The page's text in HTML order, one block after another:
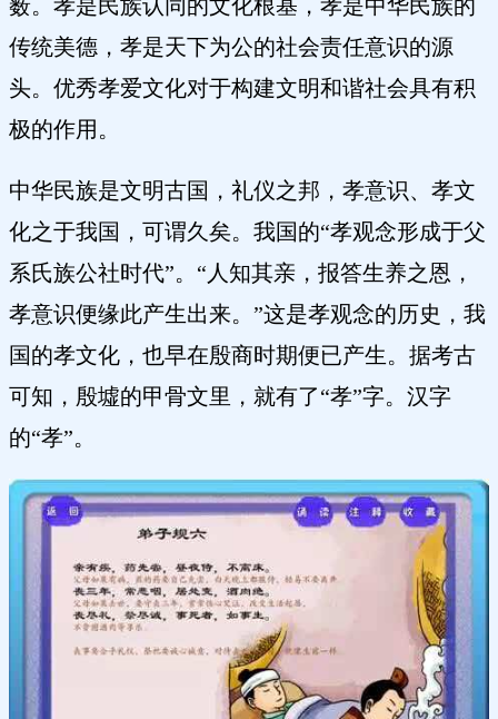
薮。孝是民族认同的文化根基，孝是中华民族的
传统美德，孝是天下为公的社会责任意识的源
头。优秀孝爱文化对于构建文明和谐社会具有积
极的作用。
中华民族是文明古国，礼仪之邦，孝意识、孝文
化之于我国，可谓久矣。我国的“孝观念形成于父
系氏族公社时代”。“人知其亲，报答生养之恩，
孝意识便缘此产生出来。”这是孝观念的历史，我
国的孝文化，也早在殷商时期便已产生。据考古
可知，殷墟的甲骨文里，就有了“孝”字。汉字
的“孝”。